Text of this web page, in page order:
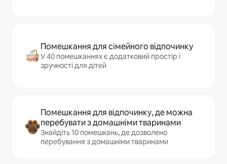
Помешкання для сімейного відпочинку
У 40 помешканнях є додатковий простір і
зручності для дітей
Помешкання для відпочинку, де можна
перебувати з домашніми тваринами
Знайдіть 10 помешкань, де дозволено
перебування з домашніми тваринами